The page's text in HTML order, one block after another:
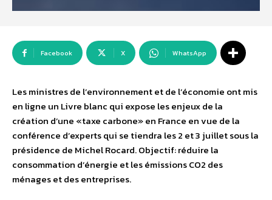
Facebook X WhatsApp
Les ministres de l’environnement et de l’économie ont mis
en ligne un Livre blanc qui expose les enjeux de la
création d’une «taxe carbone» en France en vue de la
conférence d’experts qui se tiendra les 2 et 3 juillet sous la
présidence de Michel Rocard. Objectif: réduire la
consommation d’énergie et les émissions CO2 des
ménages et des entreprises.